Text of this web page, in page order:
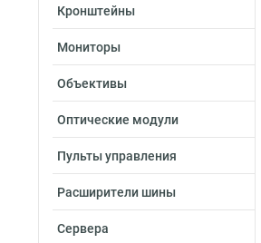
Кронштейны
Мониторы
Объективы
Оптические модули
Пульты управления
Расширители шины
Сервера